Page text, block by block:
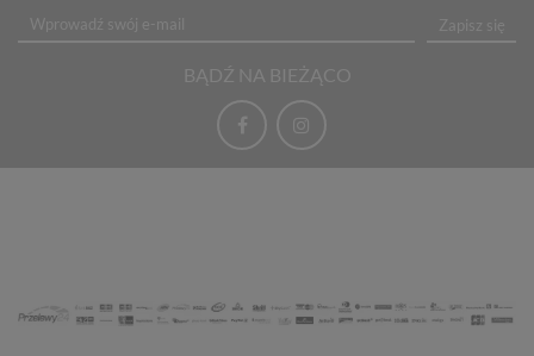
Zapisz się
BĄDŹ NA BIEŻĄCO